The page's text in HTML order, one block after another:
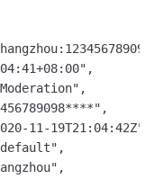
11-19T21:04:42Z",